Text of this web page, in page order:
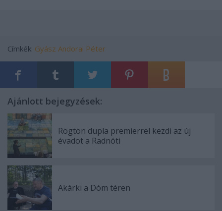
Címkék: Gyász Andorai Péter
Ajánlott bejegyzések:
Rögtön dupla premierrel kezdi az új
évadot a Radnóti
Akárki a Dóm téren